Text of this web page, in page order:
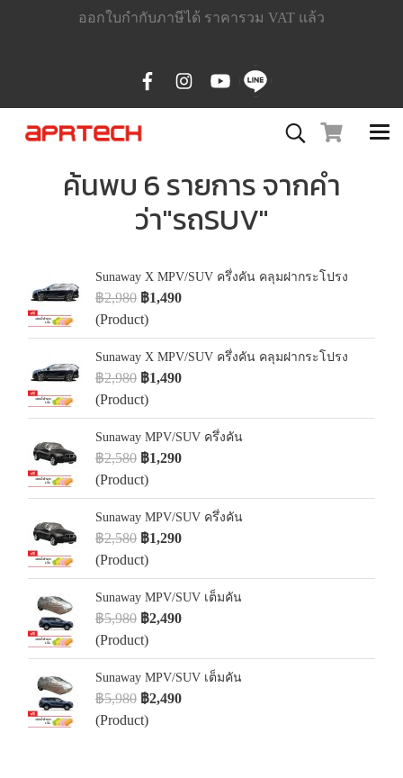
ออกใบกำกับภาษีได้ ราคารวม VAT แล้ว
ค้นพบ 6 รายการ จากคำ
ว่า"รถSUV"
Sunaway X MPV/SUV ครึ่งคัน คลุมฝากระโปรง
฿2,980 ฿1,490
(Product)
Sunaway X MPV/SUV ครึ่งคัน คลุมฝากระโปรง
฿2,980 ฿1,490
(Product)
Sunaway MPV/SUV ครึ่งคัน
฿2,580 ฿1,290
(Product)
Sunaway MPV/SUV ครึ่งคัน
฿2,580 ฿1,290
(Product)
Sunaway MPV/SUV เต็มคัน
฿5,980 ฿2,490
(Product)
Sunaway MPV/SUV เต็มคัน
฿5,980 ฿2,490
(Product)